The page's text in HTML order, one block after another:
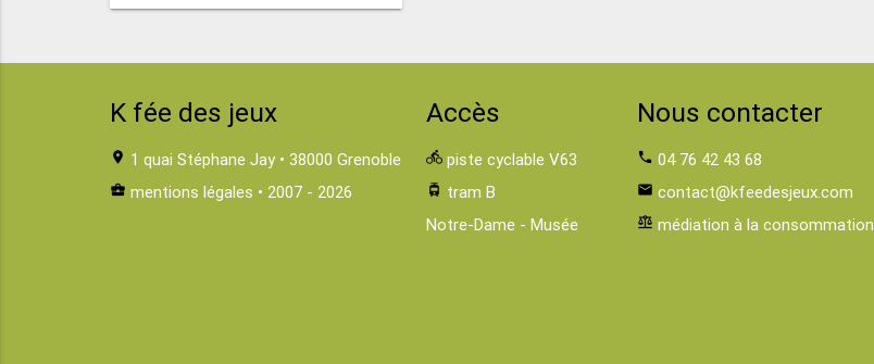
K fée des jeux
location_on 1 quai Stéphane Jay • 38000 Grenoble
business_center mentions légales • 2007 - 2026
Accès
directions_bike piste cyclable V63
tram tram B
Notre-Dame - Musée
Nous contacter
phone 04 76 42 43 68
email contact@kfeedesjeux.com
balance médiation à la consommation